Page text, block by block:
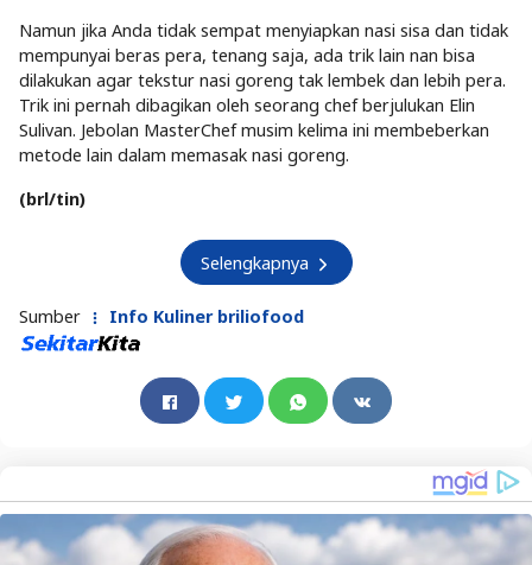
Namun jika Anda tidak sempat menyiapkan nasi sisa dan tidak
mempunyai beras pera, tenang saja, ada trik lain nan bisa
dilakukan agar tekstur nasi goreng tak lembek dan lebih pera.
Trik ini pernah dibagikan oleh seorang chef berjulukan Elin
Sulivan. Jebolan MasterChef musim kelima ini membeberkan
metode lain dalam memasak nasi goreng.
(brl/tin)
Selengkapnya
Sumber Info Kuliner briliofood